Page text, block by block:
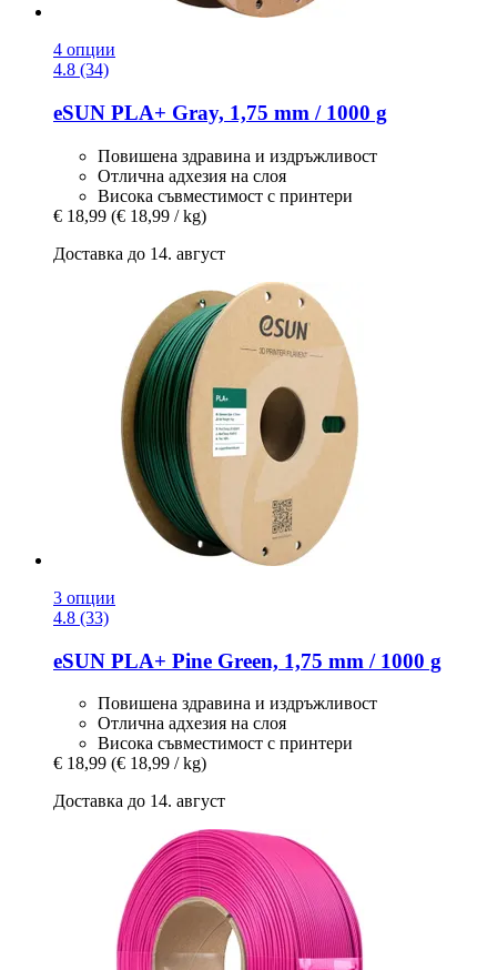
4 опции
4.8 (34)
eSUN PLA+ Gray, 1,75 mm / 1000 g
Повишена здравина и издръжливост
Отлична адхезия на слоя
Висока съвместимост с принтери
€ 18,99 (€ 18,99 / kg)
Доставка до 14. август
3 опции
4.8 (33)
eSUN PLA+ Pine Green, 1,75 mm / 1000 g
Повишена здравина и издръжливост
Отлична адхезия на слоя
Висока съвместимост с принтери
€ 18,99 (€ 18,99 / kg)
Доставка до 14. август